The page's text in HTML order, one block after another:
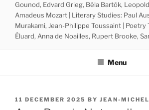
Gounod, Edvard Grieg, Béla Bartók,
Amadeus Mozart | Literary Studies: Paul
Murakami, Jean-Philippe Toussaint | Poetry
Éluard, Anna de Noailles, Rupert Brooke,
Menu
POSTED
ON
11 DECEMBER 2025 BY JEAN-